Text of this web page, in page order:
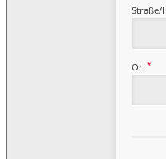
Straße/
Ort*